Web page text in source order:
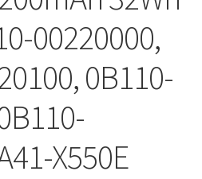
00220000,
0B110-
X550E